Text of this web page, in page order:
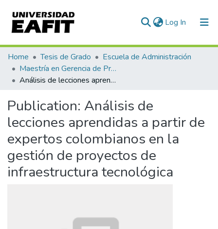
Log In (current)
Communities & Collections
All of DSpace
Home Tesis de Grado
Escuela de Administración
Maestría en Gerencia de Proyectos (Tesis)
Análisis de lecciones aprendidas a partir de expertos colombianos en la gestión de proyectos de infraestructura tecnológica
Publication: Análisis de
lecciones aprendidas a partir de
expertos colombianos en la
gestión de proyectos de
infraestructura tecnológica